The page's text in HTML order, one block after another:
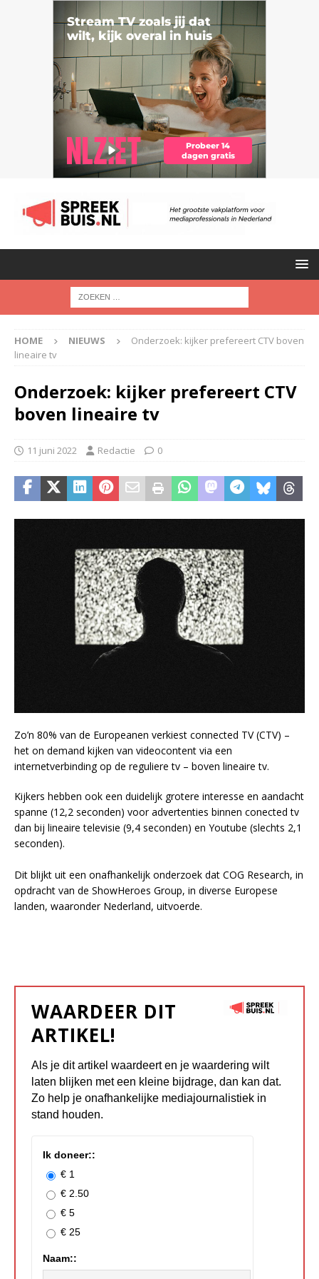
HOME NIEUWS
Onderzoek: kijker prefereert CTV boven
lineaire tv
Onderzoek: kijker prefereert CTV
boven lineaire tv
11 juni 2022 Redactie 0
Zo’n 80% van de Europeanen verkiest connected TV (CTV) –
het on demand kijken van videocontent via een
internetverbinding op de reguliere tv – boven lineaire tv.
Kijkers hebben ook een duidelijk grotere interesse en aandacht
spanne (12,2 seconden) voor advertenties binnen conected tv
dan bij lineaire televisie (9,4 seconden) en Youtube (slechts 2,1
seconden).
Dit blijkt uit een onafhankelijk onderzoek dat COG Research, in
opdracht van de ShowHeroes Group, in diverse Europese
landen, waaronder Nederland, uitvoerde.
WAARDEER DIT
ARTIKEL!
Als je dit artikel waardeert en je waardering wilt
laten blijken met een kleine bijdrage, dan kan dat.
Zo help je onafhankelijke mediajournalistiek in
stand houden.
Ik doneer::
€ 1
€ 2.50
€ 5
€ 25
Naam::